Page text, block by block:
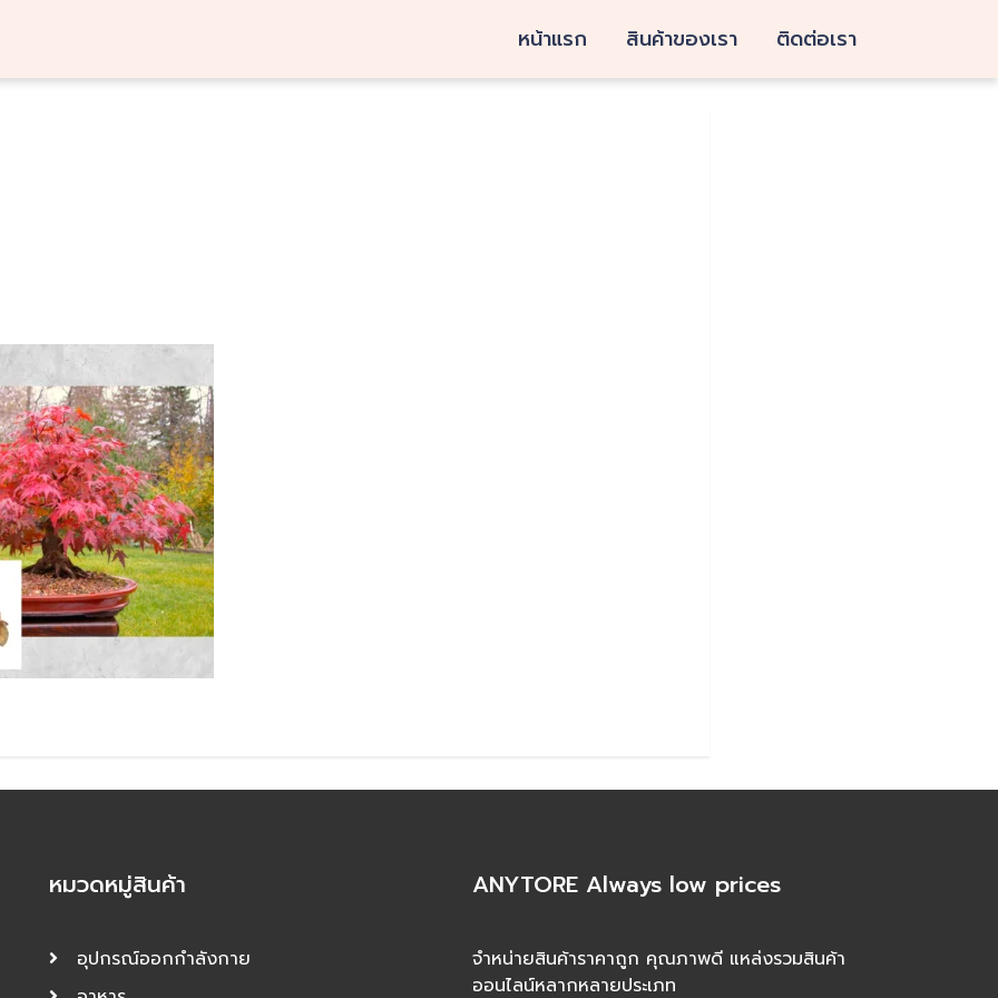
หน้าแรก สินค้าของเรา ติดต่อเรา
หมวดหมู่สินค้า
อุปกรณ์ออกกำลังกาย
ANYTORE Always low prices
จำหน่ายสินค้าราคาถูก คุณภาพดี แหล่งรวมสินค้า
ออนไลน์หลากหลายประเภท